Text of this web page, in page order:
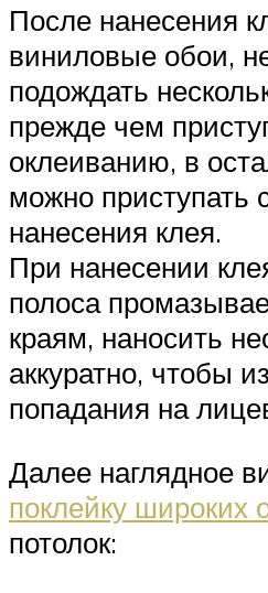
После нанесения
виниловые обои,
подождать
прежде чем
оклеиванию, в
можно приступать
нанесения клея.
При нанесении
полоса
краям, наносить
аккуратно, чтобы
попадания на
Далее наглядное
поклейку широких
потолок: